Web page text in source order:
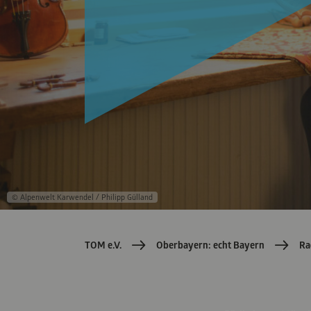
© Alpenwelt Karwendel / Philipp Gülland
TOM e.V. Oberbayern: echt Bayern